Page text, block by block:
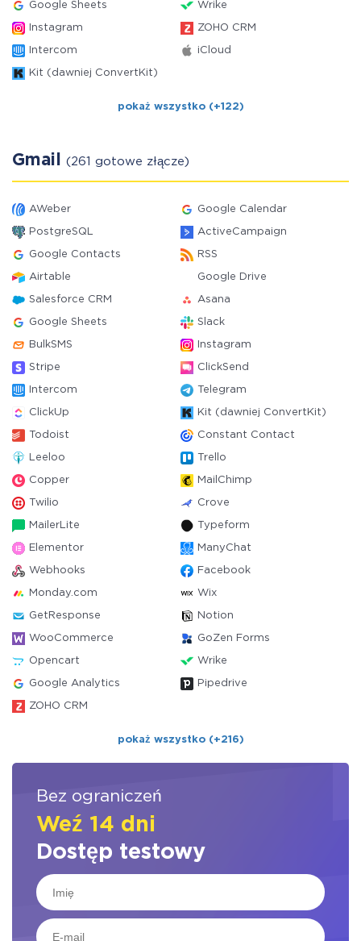
Google Sheets Wrike
Instagram ZOHO CRM
Intercom iCloud
Kit (dawniej ConvertKit)
pokaż wszystko (+122)
Gmail (261 gotowe złącze)
AWeber Google Calendar
PostgreSQL ActiveCampaign
Google Contacts RSS
Airtable Google Drive
Salesforce CRM Asana
Google Sheets Slack
BulkSMS Instagram
Stripe ClickSend
Intercom Telegram
ClickUp Kit (dawniej ConvertKit)
Todoist Constant Contact
Leeloo Trello
Copper MailChimp
Twilio Crove
MailerLite Typeform
Elementor ManyChat
Webhooks Facebook
Monday.com Wix
GetResponse Notion
WooCommerce GoZen Forms
Opencart Wrike
Google Analytics Pipedrive
ZOHO CRM
pokaż wszystko (+216)
Bez ograniczeń
Weź 14 dni
Dostęp testowy